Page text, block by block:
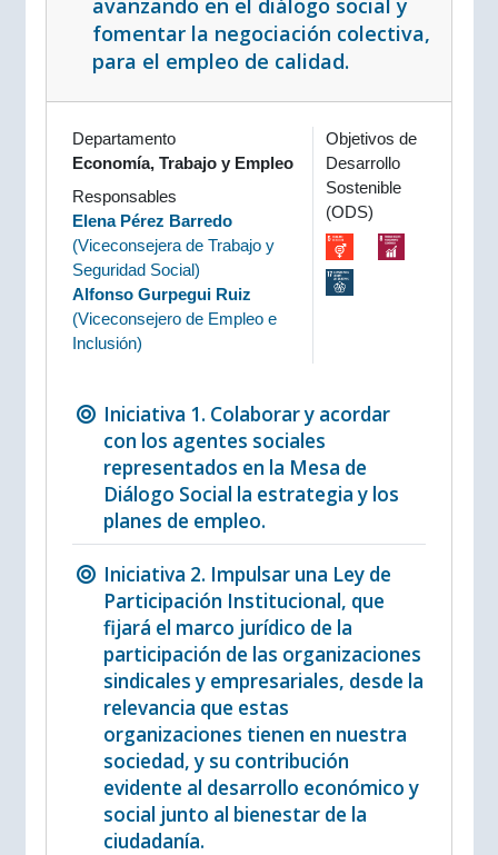
avanzando en el diálogo social y
fomentar la negociación colectiva,
para el empleo de calidad.
Departamento
Economía, Trabajo y Empleo
Responsables
Elena Pérez Barredo
(Viceconsejera de Trabajo y
Seguridad Social)
Alfonso Gurpegui Ruiz
(Viceconsejero de Empleo e
Inclusión)
Objetivos de
Desarrollo
Sostenible
(ODS)
Iniciativa 1. Colaborar y acordar
con los agentes sociales
representados en la Mesa de
Diálogo Social la estrategia y los
planes de empleo.
Iniciativa 2. Impulsar una Ley de
Participación Institucional, que
fijará el marco jurídico de la
participación de las organizaciones
sindicales y empresariales, desde la
relevancia que estas
organizaciones tienen en nuestra
sociedad, y su contribución
evidente al desarrollo económico y
social junto al bienestar de la
ciudadanía.